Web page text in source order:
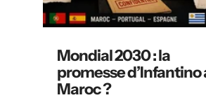
Mondial 2030 : la
promesse d’Infantino
Maroc ?